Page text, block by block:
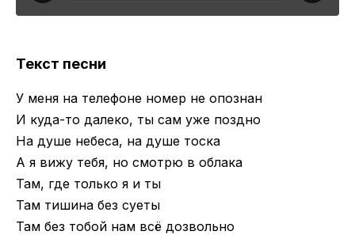
Текст песни
У меня на телефоне номер не опознан
И куда-то далеко, ты сам уже поздно
На душе небеса, на душе тоска
А я вижу тебя, но смотрю в облака
Там, где только я и ты
Там тишина без суеты
Там без тобой нам всё дозвольно